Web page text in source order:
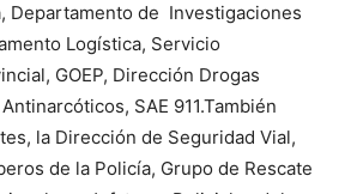
Departamento de Investigaciones
Logística, Servicio
GOEP, Dirección Drogas
SAE 911.También
la Dirección de Seguridad Vial,
de la Policía, Grupo de Rescate